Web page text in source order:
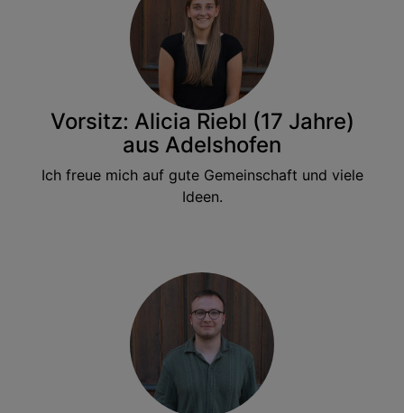
Vorsitz: Alicia Riebl (17 Jahre)
aus Adelshofen
Ich freue mich auf gute Gemeinschaft und viele
Ideen.